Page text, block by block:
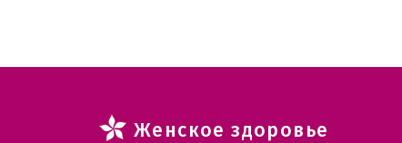
Женское здоровье